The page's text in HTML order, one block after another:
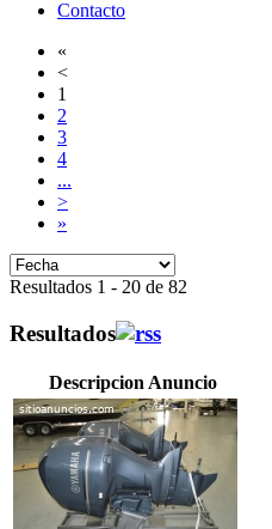
Contacto
«
<
1
2
3
4
...
>
»
Resultados 1 - 20 de 82
Resultados
Descripcion Anuncio